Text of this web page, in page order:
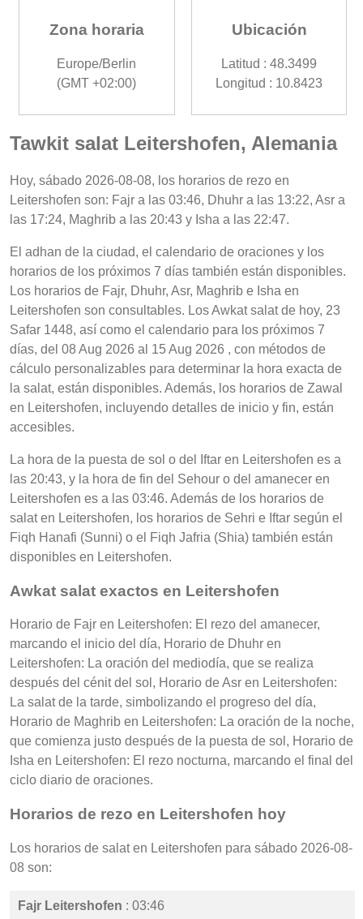
Zona horaria
Europe/Berlin
(GMT +02:00)
Ubicación
Latitud : 48.3499
Longitud : 10.8423
Tawkit salat Leitershofen, Alemania
Hoy, sábado 2026-08-08, los horarios de rezo en
Leitershofen son: Fajr a las 03:46, Dhuhr a las 13:22, Asr a
las 17:24, Maghrib a las 20:43 y Isha a las 22:47.
El adhan de la ciudad, el calendario de oraciones y los
horarios de los próximos 7 días también están disponibles.
Los horarios de Fajr, Dhuhr, Asr, Maghrib e Isha en
Leitershofen son consultables. Los Awkat salat de hoy, 23
Safar 1448, así como el calendario para los próximos 7
días, del 08 Aug 2026 al 15 Aug 2026 , con métodos de
cálculo personalizables para determinar la hora exacta de
la salat, están disponibles. Además, los horarios de Zawal
en Leitershofen, incluyendo detalles de inicio y fin, están
accesibles.
La hora de la puesta de sol o del Iftar en Leitershofen es a
las 20:43, y la hora de fin del Sehour o del amanecer en
Leitershofen es a las 03:46. Además de los horarios de
salat en Leitershofen, los horarios de Sehri e Iftar según el
Fiqh Hanafi (Sunni) o el Fiqh Jafria (Shia) también están
disponibles en Leitershofen.
Awkat salat exactos en Leitershofen
Horario de Fajr en Leitershofen: El rezo del amanecer,
marcando el inicio del día, Horario de Dhuhr en
Leitershofen: La oración del mediodía, que se realiza
después del cénit del sol, Horario de Asr en Leitershofen:
La salat de la tarde, simbolizando el progreso del día,
Horario de Maghrib en Leitershofen: La oración de la noche,
que comienza justo después de la puesta de sol, Horario de
Isha en Leitershofen: El rezo nocturna, marcando el final del
ciclo diario de oraciones.
Horarios de rezo en Leitershofen hoy
Los horarios de salat en Leitershofen para sábado 2026-08-
08 son:
Fajr Leitershofen : 03:46